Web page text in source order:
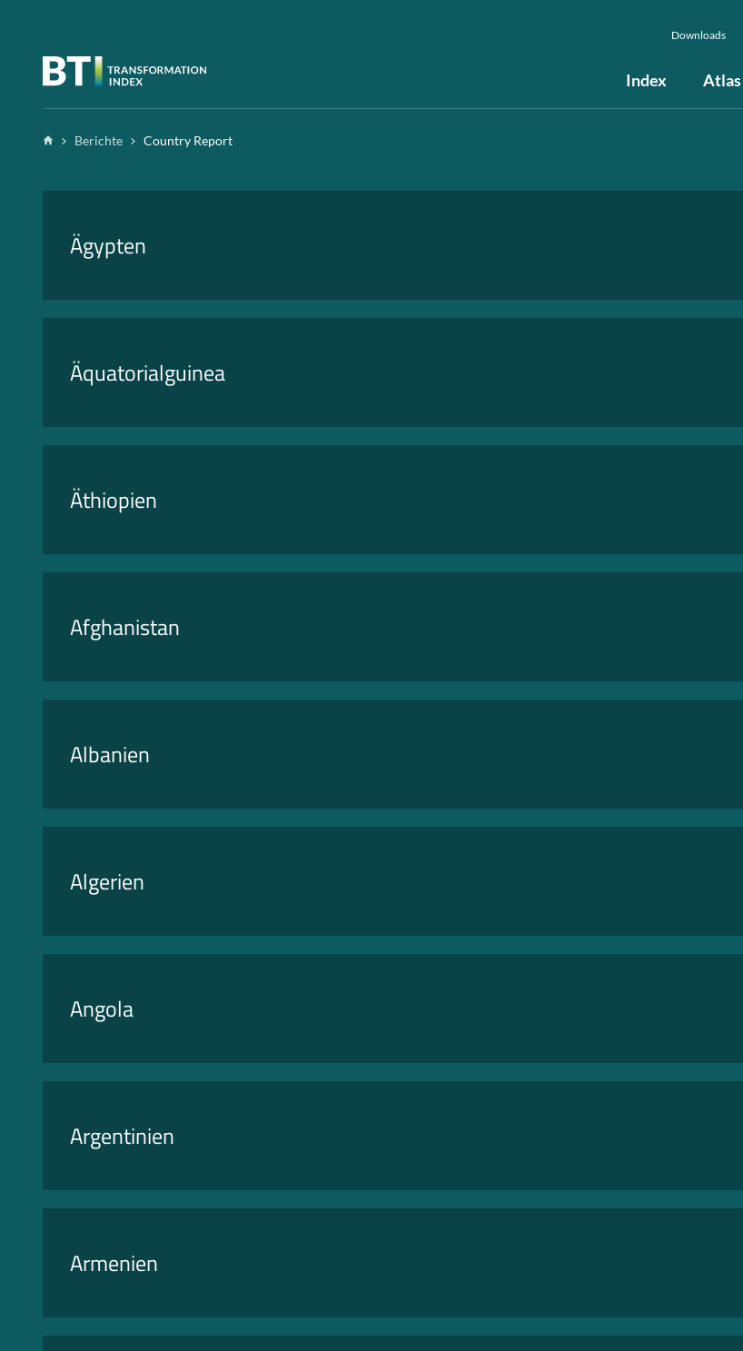
Index Atlas
Downloads
HomeBerichte Country Report
Ägypten
Äquatorialguinea
Äthiopien
Afghanistan
Albanien
Algerien
Angola
Argentinien
Armenien